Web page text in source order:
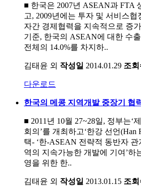
■ 한국은 2007년 ASEAN과 FTA
고, 2009년에는 투자 및 서비스
자간 경제협력을 지속적으로 증
기준, 한국의 ASEAN에 대한 수
전체의 14.0%를 차지하..
김태윤 외 작성일 2014.01.29 조
다운로드
한국의 메콩 지역개발 중장기 협
■ 2011년 10월 27~28일, 정부는‘
회의’를 개최하고‘한강 선언(Han
택- ‘한-ASEAN 전략적 동반자 관
역의 지속가능한 개발에 기여’하
영을 위한 한..
김태윤 외 작성일 2013.01.15 조